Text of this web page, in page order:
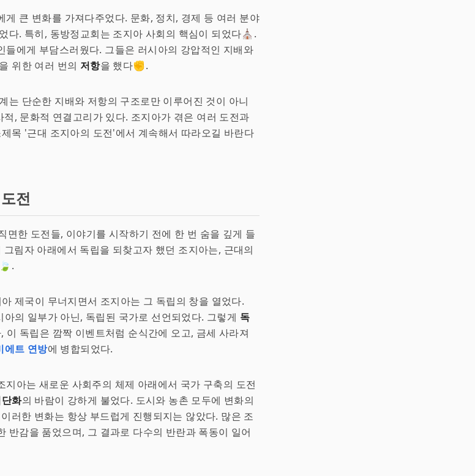
게 큰 변화를 가져다주었다. 문화, 정치, 경제 등 여러 분야
다. 특히, 동방정교회는 조지아 사회의 핵심이 되었다⛪.
들에게 부담스러웠다. 그들은 러시아의 강압적인 지배와
위한 여러 번의 저항을 했다✊.
는 단순한 지배와 저항의 구조로만 이루어진 것이 아니
, 문화적 연결고리가 있다. 조지아가 겪은 여러 도전과
목 '근대 조지아의 도전'에서 계속해서 따라오길 바란다
전
면한 도전들, 이야기를 시작하기 전에 한 번 숨을 깊게 들
그림자 아래에서 독립을 되찾고자 했던 조지아는, 근대의
제국이 무너지면서 조지아는 그 독립의 창을 열었다.
의 일부가 아닌, 독립된 국가로 선언되었다. 그렇게 독
이 독립은 깜짝 이벤트처럼 순식간에 오고, 금세 사라져
에트 연방에 병합되었다.
지아는 새로운 사회주의 체제 아래에서 국가 구축의 도전
화의 바람이 강하게 불었다. 도시와 농촌 모두에 변화의
러한 변화는 항상 부드럽게 진행되지는 않았다. 많은 조
반감을 품었으며, 그 결과로 다수의 반란과 폭동이 일어